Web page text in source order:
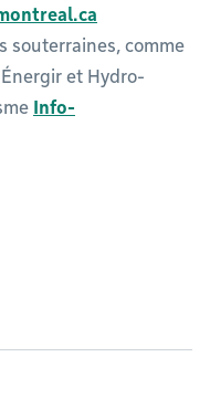
souterraines, comme
et Hydro-
Info-